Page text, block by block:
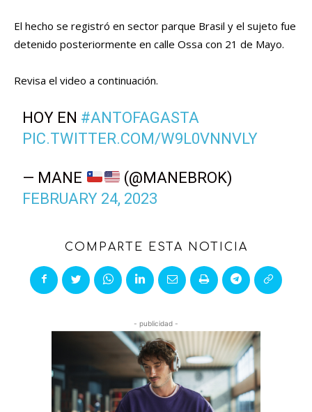
El hecho se registró en sector parque Brasil y el sujeto fue
detenido posteriormente en calle Ossa con 21 de Mayo.
Revisa el video a continuación.
HOY EN #ANTOFAGASTA
PIC.TWITTER.COM/W9L0VNNVLY
— MANE
(@MANEBROK)
FEBRUARY 24, 2023
COMPARTE ESTA NOTICIA
- publicidad -